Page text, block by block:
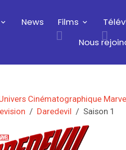
News Films
Nous
Cinématographique
Daredevil Saison 1